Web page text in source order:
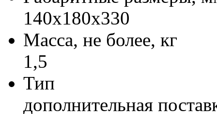
140x180x330
Масса, не более, кг
1,5
Тип
дополнительная